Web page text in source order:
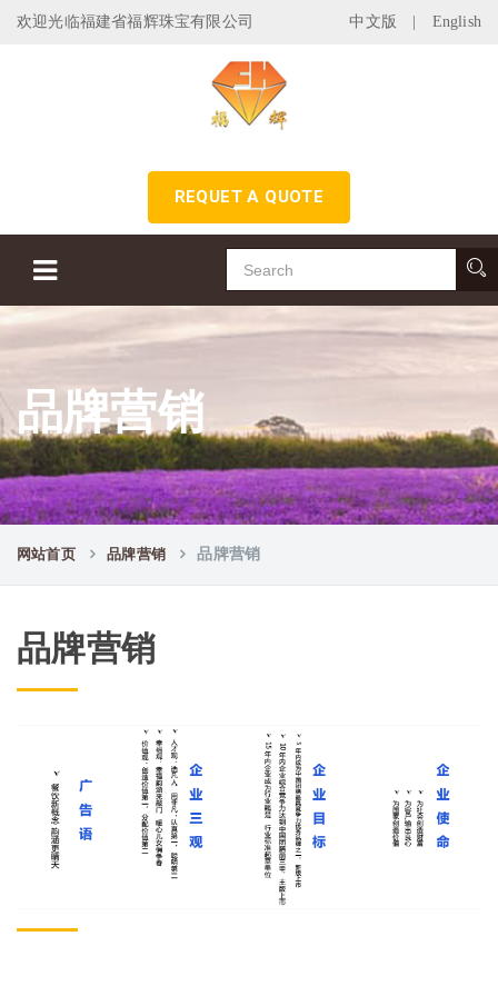
欢迎光临福建省福辉珠宝有限公司 中文版 English
REQUET A QUOTE
品牌营销
网站首页 品牌营销 品牌营销
品牌营销